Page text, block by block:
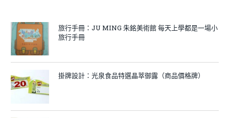
旅行手冊：JU MING 朱銘美術館 每天上學都是一場小
旅行手冊
掛牌設計：光泉食品特選晶萃御露（商品價格牌）